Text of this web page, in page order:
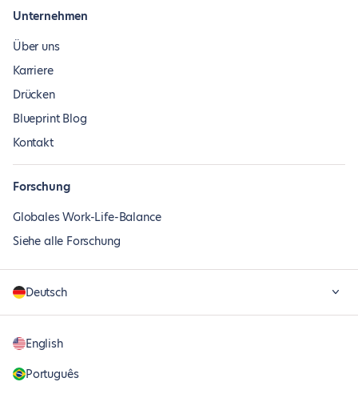
Unternehmen
Über uns
Karriere
Drücken
Blueprint Blog
Kontakt
Forschung
Globales Work-Life-Balance
Siehe alle Forschung
Deutsch
English
Português